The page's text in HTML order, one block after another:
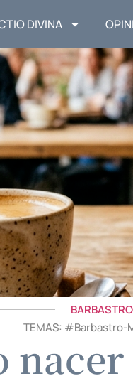
DIVINA
TEMAS: #Barbastro-